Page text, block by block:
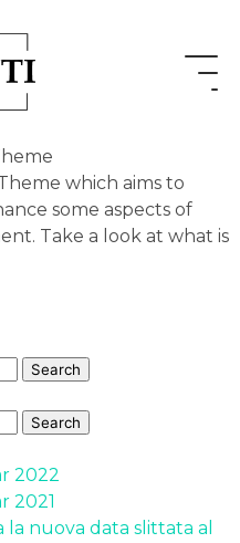
which aims to
some aspects of
Take a look at what is
2022
2021
nuova data slittata al